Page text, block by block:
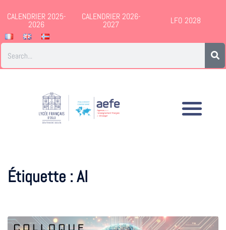
CALENDRIER 2025-
2026
CALENDRIER 2026-
2027 LFO 2028
Étiquette : AI